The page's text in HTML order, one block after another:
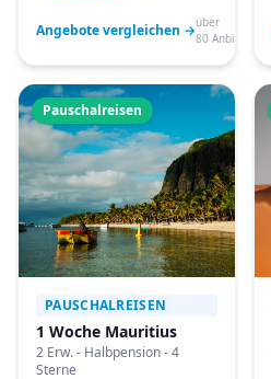
Angebote vergleichen →über
80 Anbieter
Pauschalreisen
PAUSCHALREISEN
1 Woche Mauritius
2 Erw. - Halbpension - 4
Sterne